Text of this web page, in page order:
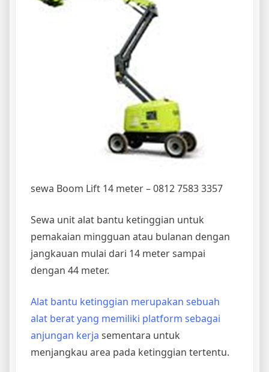
sewa Boom Lift 14 meter – 0812 7583 3357
Sewa unit alat bantu ketinggian untuk
pemakaian mingguan atau bulanan dengan
jangkauan mulai dari 14 meter sampai
dengan 44 meter.
Alat bantu ketinggian merupakan sebuah
alat berat yang memiliki platform sebagai
anjungan kerja sementara untuk
menjangkau area pada ketinggian tertentu.